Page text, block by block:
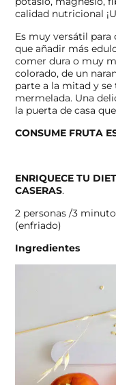
calidad nutricional
Es muy versátil
que añadir más
comer dura o muy
colorado, de un
parte a la mitad y
mermelada. Una
la puerta de casa
CONSUME FRUTA
ENRIQUECE TU
CASERAS.
2 personas /3
(enfriado)
Ingredientes